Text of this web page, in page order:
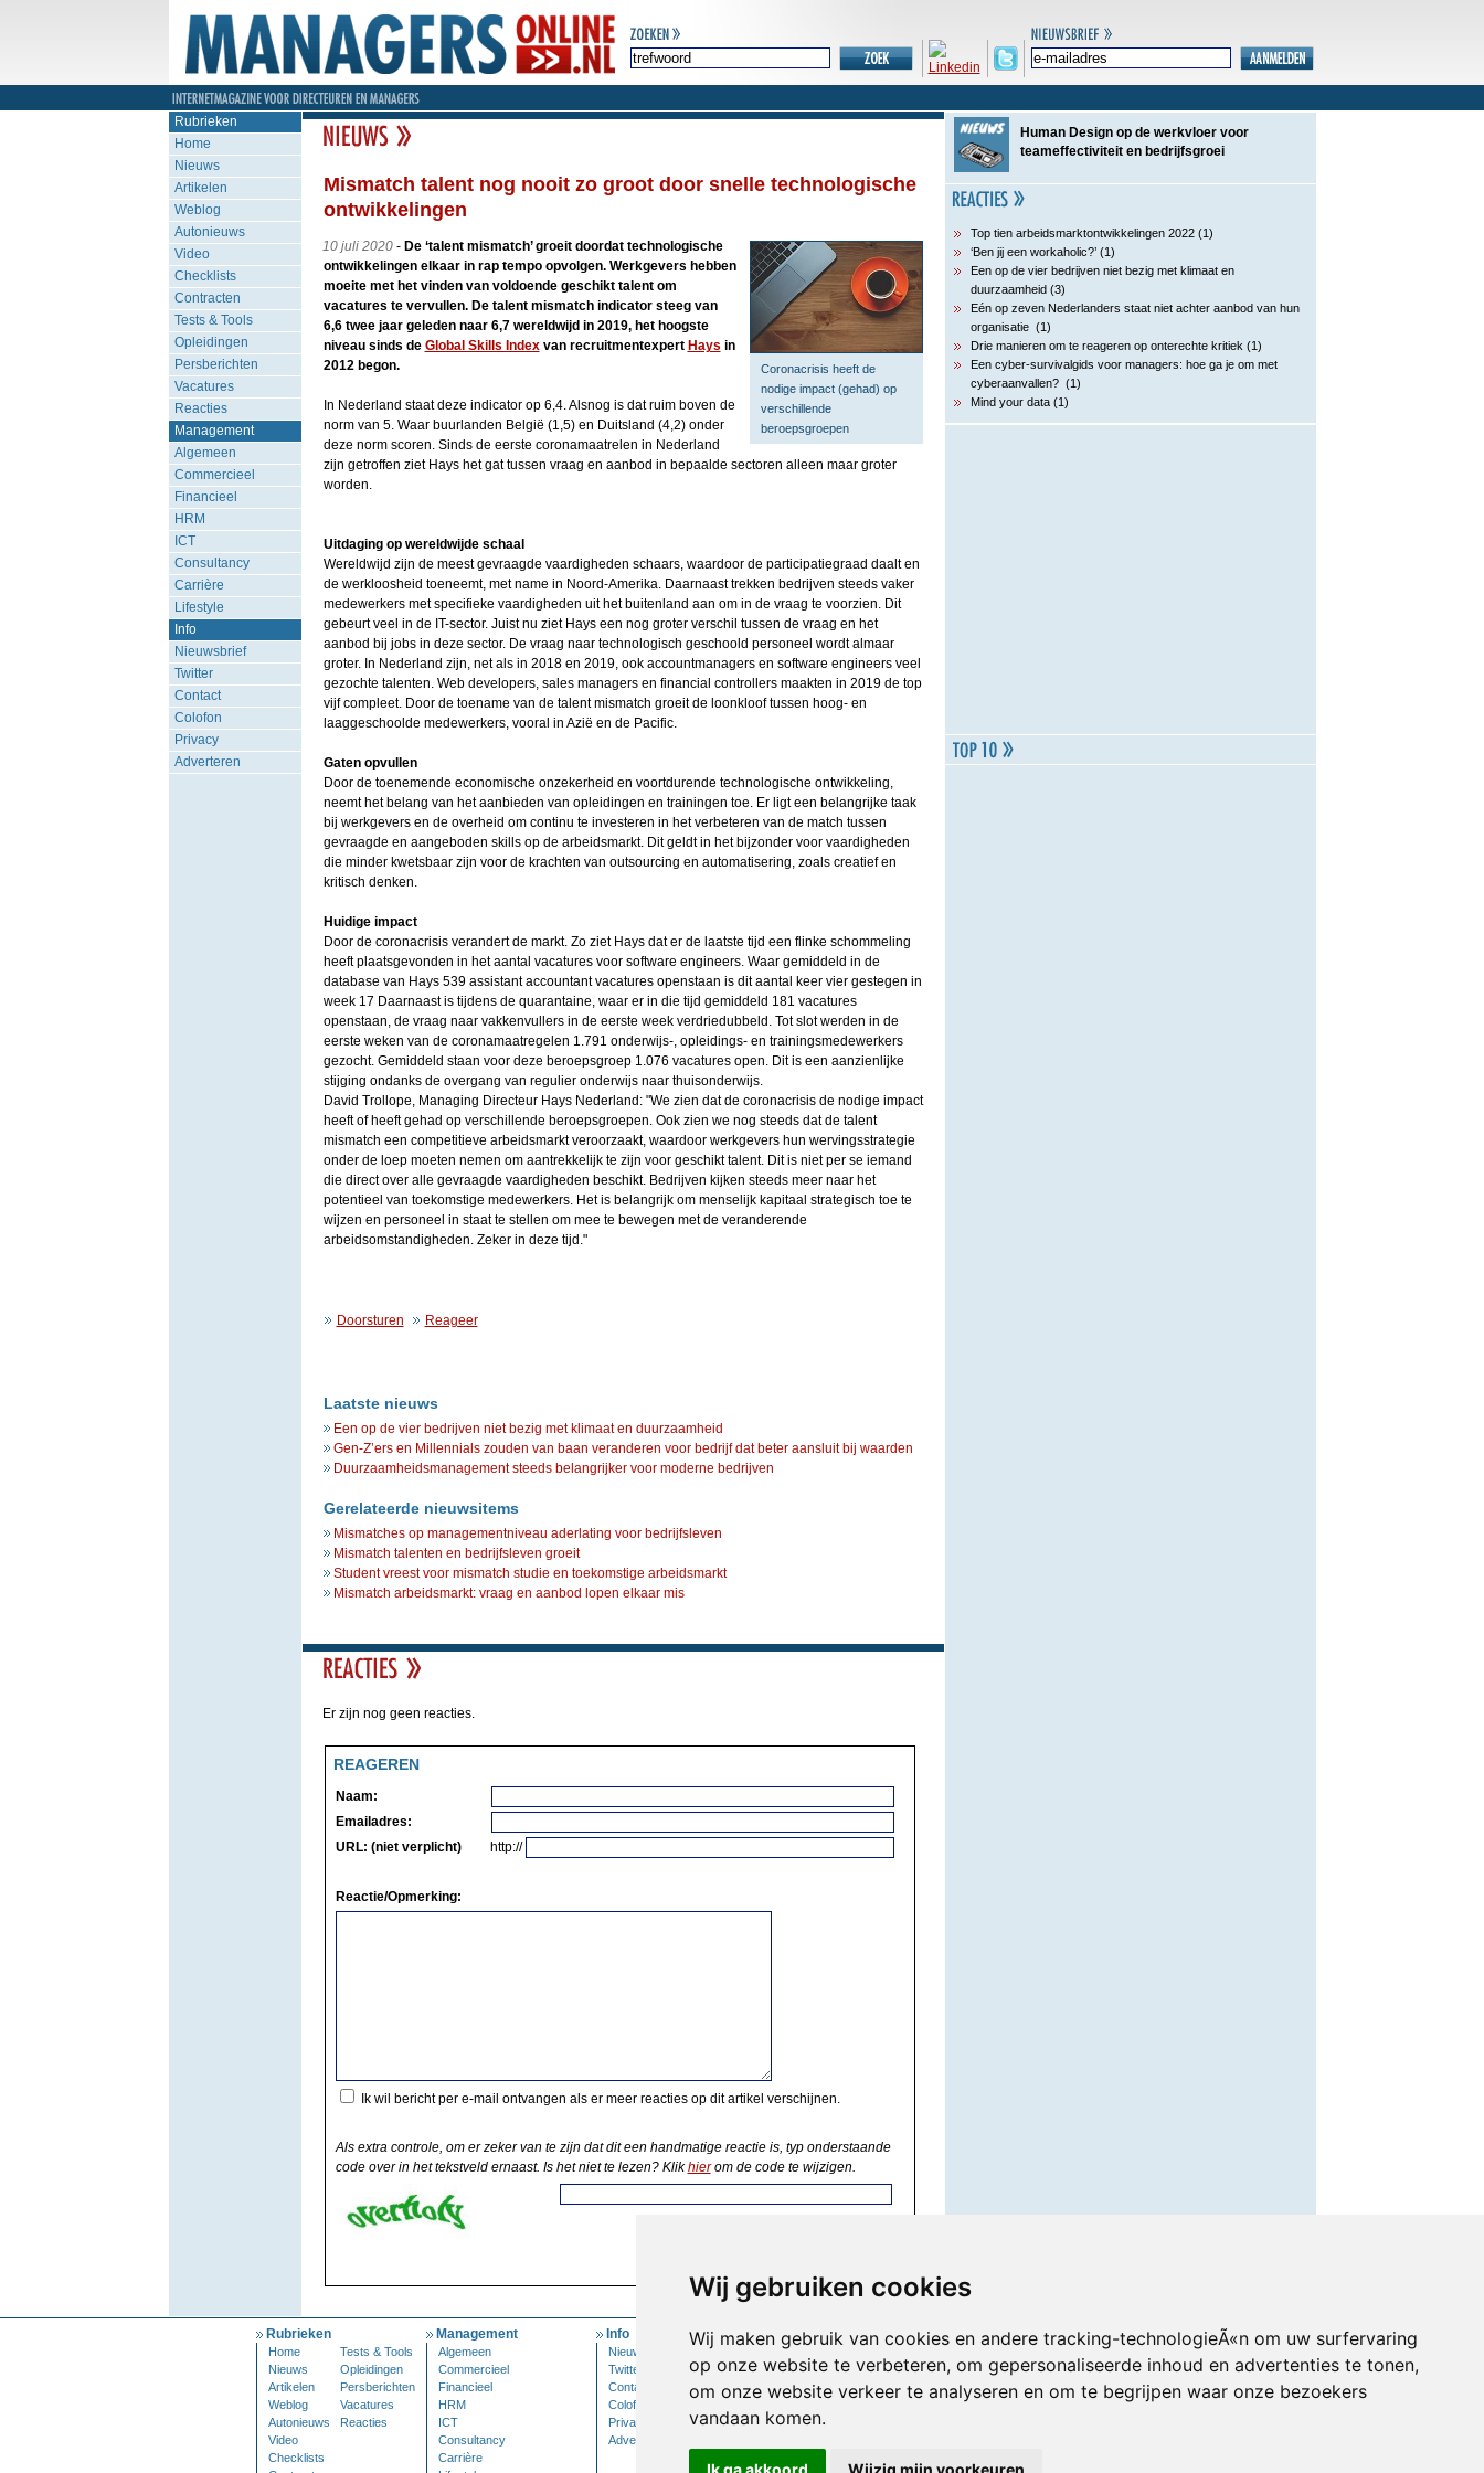
Wij gebruiken cookies
Wij maken gebruik van cookies en andere tracking-technologieÃ«n om uw surfervaring
op onze website te verbeteren, om gepersonaliseerde inhoud en advertenties te tonen,
om onze website verkeer te analyseren en om te begrijpen waar onze bezoekers
vandaan komen.
Ik ga akkoord Wijzig mijn voorkeuren
Rubrieken
Home
Nieuws
Artikelen
Weblog
Autonieuws
Video
Checklists
Contracten
Tests & Tools
Opleidingen
Persberichten
Vacatures
Reacties
Management
Algemeen
Commercieel
Financieel
HRM
ICT
Consultancy
Carrière
Lifestyle
Info
Nieuwsbrief
Twitter
Contact
Colofon
Privacy
Adverteren
Mismatch talent nog nooit zo groot door snelle technologische
ontwikkelingen
Coronacrisis heeft de
nodige impact (gehad) op
verschillende
beroepsgroepen
10 juli 2020- De ‘talent mismatch’ groeit doordat technologische
ontwikkelingen elkaar in rap tempo opvolgen. Werkgevers hebben
moeite met het vinden van voldoende geschikt talent om
vacatures te vervullen. De talent mismatch indicator steeg van
6,6 twee jaar geleden naar 6,7 wereldwijd in 2019, het hoogste
niveau sinds de Global Skills Indexvan recruitmentexpert Hays in
2012 begon.
In Nederland staat deze indicator op 6,4. Alsnog is dat ruim boven de
norm van 5. Waar buurlanden België (1,5) en Duitsland (4,2) onder
deze norm scoren. Sinds de eerste coronamaatrelen in Nederland
zijn getroffen ziet Hays het gat tussen vraag en aanbod in bepaalde sectoren alleen maar groter
worden.
Uitdaging op wereldwijde schaal
Wereldwijd zijn de meest gevraagde vaardigheden schaars, waardoor de participatiegraad daalt en
de werkloosheid toeneemt, met name in Noord-Amerika. Daarnaast trekken bedrijven steeds vaker
medewerkers met specifieke vaardigheden uit het buitenland aan om in de vraag te voorzien. Dit
gebeurt veel in de IT-sector. Juist nu ziet Hays een nog groter verschil tussen de vraag en het
aanbod bij jobs in deze sector. De vraag naar technologisch geschoold personeel wordt almaar
groter. In Nederland zijn, net als in 2018 en 2019, ook accountmanagers en software engineers veel
gezochte talenten. Web developers, sales managers en financial controllers maakten in 2019 de top
vijf compleet. Door de toename van de talent mismatch groeit de loonkloof tussen hoog- en
laaggeschoolde medewerkers, vooral in Azië en de Pacific.
Gaten opvullen
Door de toenemende economische onzekerheid en voortdurende technologische ontwikkeling,
neemt het belang van het aanbieden van opleidingen en trainingen toe. Er ligt een belangrijke taak
bij werkgevers en de overheid om continu te investeren in het verbeteren van de match tussen
gevraagde en aangeboden skills op de arbeidsmarkt. Dit geldt in het bijzonder voor vaardigheden
die minder kwetsbaar zijn voor de krachten van outsourcing en automatisering, zoals creatief en
kritisch denken.
Huidige impact
Door de coronacrisis verandert de markt. Zo ziet Hays dat er de laatste tijd een flinke schommeling
heeft plaatsgevonden in het aantal vacatures voor software engineers. Waar gemiddeld in de
database van Hays 539 assistant accountant vacatures openstaan is dit aantal keer vier gestegen in
week 17 Daarnaast is tijdens de quarantaine, waar er in die tijd gemiddeld 181 vacatures
openstaan, de vraag naar vakkenvullers in de eerste week verdriedubbeld. Tot slot werden in de
eerste weken van de coronamaatregelen 1.791 onderwijs-, opleidings- en trainingsmedewerkers
gezocht. Gemiddeld staan voor deze beroepsgroep 1.076 vacatures open. Dit is een aanzienlijke
stijging ondanks de overgang van regulier onderwijs naar thuisonderwijs.
David Trollope, Managing Directeur Hays Nederland: "We zien dat de coronacrisis de nodige impact
heeft of heeft gehad op verschillende beroepsgroepen. Ook zien we nog steeds dat de talent
mismatch een competitieve arbeidsmarkt veroorzaakt, waardoor werkgevers hun wervingsstrategie
onder de loep moeten nemen om aantrekkelijk te zijn voor geschikt talent. Dit is niet per se iemand
die direct over alle gevraagde vaardigheden beschikt. Bedrijven kijken steeds meer naar het
potentieel van toekomstige medewerkers. Het is belangrijk om menselijk kapitaal strategisch toe te
wijzen en personeel in staat te stellen om mee te bewegen met de veranderende
arbeidsomstandigheden. Zeker in deze tijd."
Doorsturen Reageer
Laatste nieuws
Een op de vier bedrijven niet bezig met klimaat en duurzaamheid
Gen-Z’ers en Millennials zouden van baan veranderen voor bedrijf dat beter aansluit bij waarden
Duurzaamheidsmanagement steeds belangrijker voor moderne bedrijven
Gerelateerde nieuwsitems
Mismatches op managementniveau aderlating voor bedrijfsleven
Mismatch talenten en bedrijfsleven groeit
Student vreest voor mismatch studie en toekomstige arbeidsmarkt
Mismatch arbeidsmarkt: vraag en aanbod lopen elkaar mis
Er zijn nog geen reacties.
REAGEREN
Naam:
Emailadres:
URL: (niet verplicht)
http://
Reactie/Opmerking:
Ik wil bericht per e-mail ontvangen als er meer reacties op dit artikel verschijnen.
Als extra controle, om er zeker van te zijn dat dit een handmatige reactie is, typ onderstaande
code over in het tekstveld ernaast. Is het niet te lezen? Klikhierom de code te wijzigen.
Human Design op de werkvloer voor
teameffectiviteit en bedrijfsgroei
Top tien arbeidsmarktontwikkelingen 2022 (1)
‘Ben jij een workaholic?’ (1)
Een op de vier bedrijven niet bezig met klimaat en
duurzaamheid (3)
Eén op zeven Nederlanders staat niet achter aanbod van hun
organisatie (1)
Drie manieren om te reageren op onterechte kritiek (1)
Een cyber-survivalgids voor managers: hoe ga je om met
cyberaanvallen? (1)
Mind your data (1)
Rubrieken
Home
Tests & Tools
Nieuws
Opleidingen
Artikelen
Persberichten
Weblog
Vacatures
Autonieuws
Reacties
Video
Checklists
Management
Algemeen
Commercieel
Financieel
HRM
ICT
Consultancy
Carrière
Info
Nieuwsbrief
Twitter
Contact
Colofon
Privacy
Adverteren
Mijn Account
Inloggen